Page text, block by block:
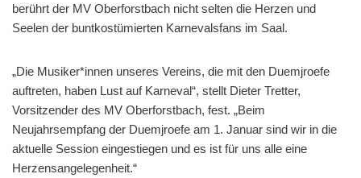
berührt der MV Oberforstbach nicht selten die Herzen und
Seelen der buntkostümierten Karnevalsfans im Saal.
„Die Musiker*innen unseres Vereins, die mit den Duemjroefe
auftreten, haben Lust auf Karneval“, stellt Dieter Tretter,
Vorsitzender des MV Oberforstbach, fest. „Beim
Neujahrsempfang der Duemjroefe am 1. Januar sind wir in die
aktuelle Session eingestiegen und es ist für uns alle eine
Herzensangelegenheit.“